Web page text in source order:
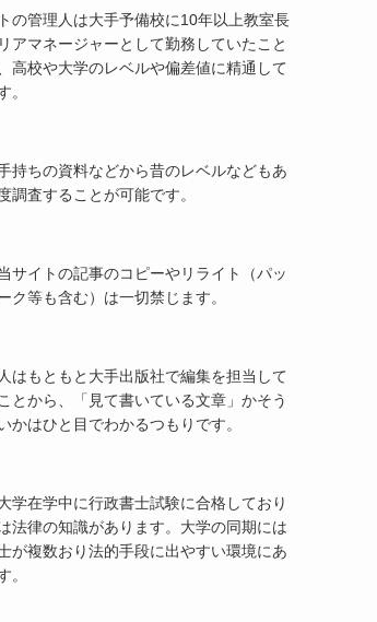
の管理人は大手予備校に10年以上教室長
アマネージャーとして勤務していたこと
高校や大学のレベルや偏差値に精通して
。
持ちの資料などから昔のレベルなどもあ
調査することが可能です。
サイトの記事のコピーやリライト（パッ
ク等も含む）は一切禁じます。
はもともと大手出版社で編集を担当して
とから、「見て書いている文章」かそう
かはひと目でわかるつもりです。
学在学中に行政書士試験に合格しており
法律の知識があります。大学の同期には
が複数おり法的手段に出やすい環境にあ
。